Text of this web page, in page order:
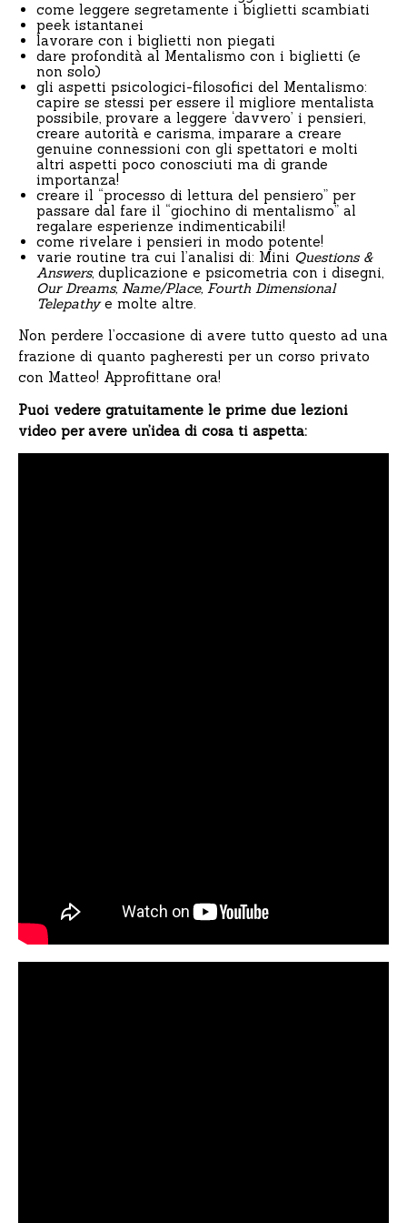
come leggere segretamente i biglietti scambiati
peek istantanei
lavorare con i biglietti non piegati
dare profondità al Mentalismo con i biglietti (e
non solo)
gli aspetti psicologici-filosofici del Mentalismo:
capire se stessi per essere il migliore mentalista
possibile, provare a leggere ‘davvero’ i pensieri,
creare autorità e carisma, imparare a creare
genuine connessioni con gli spettatori e molti
altri aspetti poco conosciuti ma di grande
importanza!
creare il “processo di lettura del pensiero” per
passare dal fare il “giochino di mentalismo” al
regalare esperienze indimenticabili!
come rivelare i pensieri in modo potente!
varie routine tra cui l’analisi di: Mini Questions &
Answers, duplicazione e psicometria con i disegni,
Our Dreams, Name/Place, Fourth Dimensional
Telepathye molte altre.
Non perdere l’occasione di avere tutto questo ad una
frazione di quanto pagheresti per un corso privato
con Matteo! Approfittane ora!
Puoi vedere gratuitamente le prime due lezioni
video per avere un’idea di cosa ti aspetta: